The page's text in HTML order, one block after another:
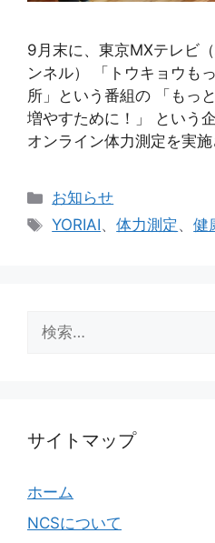
9月末に、東京MXテレビ
ンネル） 「トウキョウも
所」という番組の 「もっ
増やすために！」 という
オンライン体力測定を実
カ
テ
お知らせ
タ
YORIAI、体力測定 、健
索:
サイトマップ
ホーム
NCSについて